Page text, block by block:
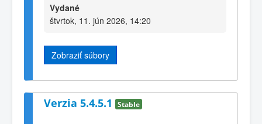
Vydané
štvrtok, 11. jún 2026, 14:20
Zobraziť súbory
Verzia 5.4.5.1 Stable